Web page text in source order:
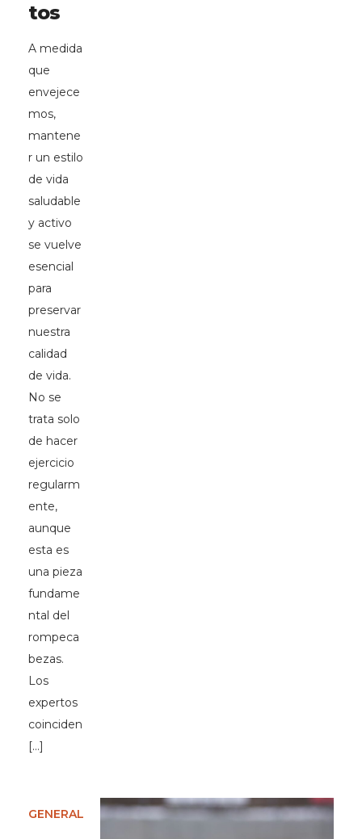
tos
A medida
que
envejece
mos,
mantene
r un estilo
de vida
saludable
y activo
se vuelve
esencial
para
preservar
nuestra
calidad
de vida.
No se
trata solo
de hacer
ejercicio
regularm
ente,
aunque
esta es
una pieza
fundame
ntal del
rompeca
bezas.
Los
expertos
coinciden
[…]
GENERAL